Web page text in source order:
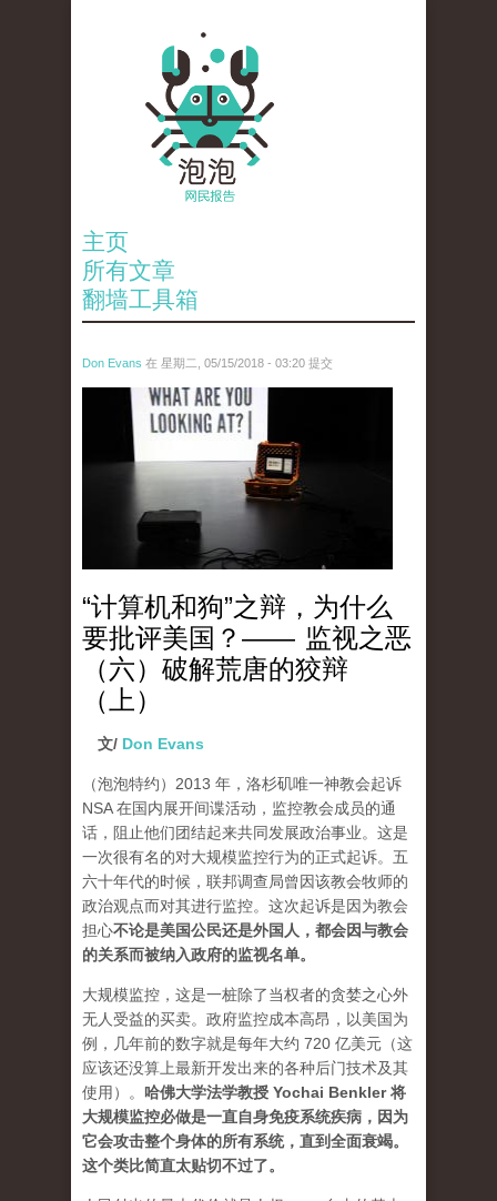
主页
所有文章
翻墙工具箱
Don Evans 在 星期二, 05/15/2018 - 03:20 提交
tou_.jpeg
“计算机和狗”之辩，为什么
要批评美国？—— 监视之恶
（六）破解荒唐的狡辩
（上）
文/ Don Evans
（泡泡特约） 2013 年，洛杉矶唯一神教会起诉
NSA 在国内展开间谍活动，监控教会成员的通
话，阻止他们团结起来共同发展政治事业。这是
一次很有名的对大规模监控行为的正式起诉。五
六十年代的时候，联邦调查局曾因该教会牧师的
政治观点而对其进行监控。这次起诉是因为教会
担心不论是美国公民还是外国人，都会因与教会
的关系而被纳入政府的监视名单。
大规模监控，这是一桩除了当权者的贪婪之心外
无人受益的买卖。政府监控成本高昂，以美国为
例，几年前的数字就是每年大约 720 亿美元（这
应该还没算上最新开发出来的各种后门技术及其
使用）。 哈佛大学法学教授 Yochai Benkler 将
大规模监控必做是一直自身免疫系统疾病，因为
它会攻击整个身体的所有系统，直到全面衰竭。
这个类比简直太贴切不过了。